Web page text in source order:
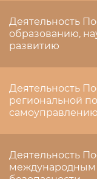
Деятельность
образованию,
развитию
Деятельность
региональной
самоуправлению
Деятельность
международным